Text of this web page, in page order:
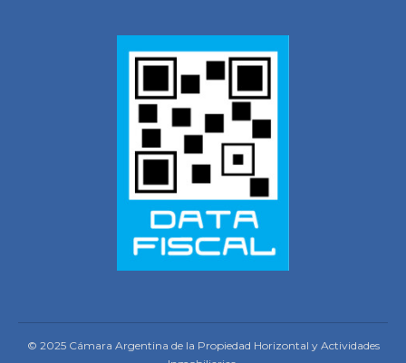
© 2025 Cámara Argentina de la Propiedad Horizontal y Actividades